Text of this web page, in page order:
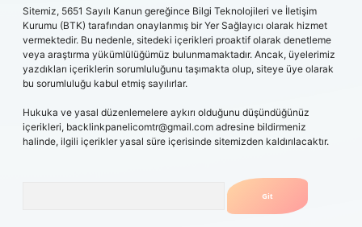
Sitemiz, 5651 Sayılı Kanun gereğince Bilgi Teknolojileri ve İletişim
Kurumu (BTK) tarafından onaylanmış bir Yer Sağlayıcı olarak hizmet
vermektedir. Bu nedenle, sitedeki içerikleri proaktif olarak denetleme
veya araştırma yükümlülüğümüz bulunmamaktadır. Ancak, üyelerimiz
yazdıkları içeriklerin sorumluluğunu taşımakta olup, siteye üye olarak
bu sorumluluğu kabul etmiş sayılırlar.
Hukuka ve yasal düzenlemelere aykırı olduğunu düşündüğünüz
içerikleri, backlinkpanelicomtr@gmail.com adresine bildirmeniz
halinde, ilgili içerikler yasal süre içerisinde sitemizden kaldırılacaktır.